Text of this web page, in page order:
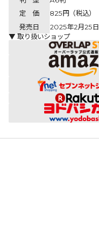
定 価
825円（税込）
発売日
2025年2月25日
▼ 取り扱いショップ